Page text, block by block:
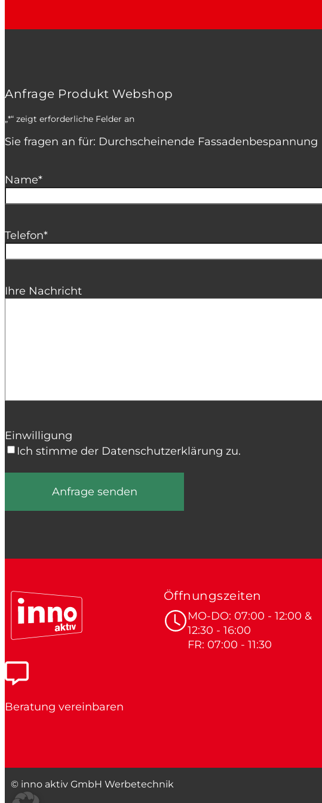
Anfrage Produkt Webshop
„*“ zeigt erforderliche Felder an
Sie fragen an für: Durchscheinende Fassadenbespannung
Name*
Telefon*
Ihre Nachricht
Einwilligung
Ich stimme der Datenschutzerklärung zu.
Beratung vereinbaren
Öffnungszeiten
MO-DO: 07:00 - 12:00 &
12:30 - 16:00
FR: 07:00 - 11:30
© inno aktiv GmbH Werbetechnik